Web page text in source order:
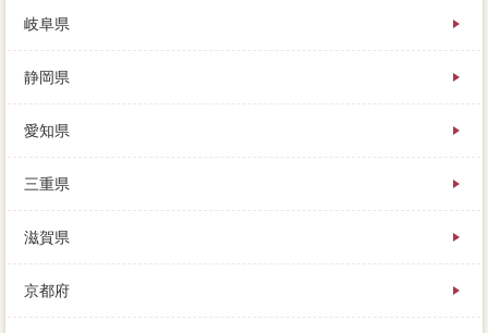
岐阜県
静岡県
愛知県
三重県
滋賀県
京都府